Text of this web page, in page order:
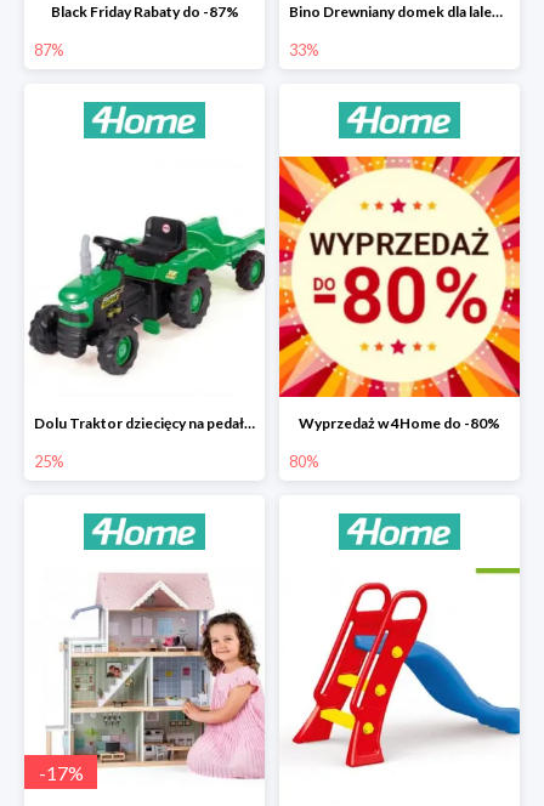
Black Friday Rabaty do -87%
87%
Bino Drewniany domek dla lalek z mebelkami -33%
33%
Dolu Traktor dziecięcy na pedały z przyczepką -25%
25%
Wyprzedaż w 4Home do -80%
80%
-17%